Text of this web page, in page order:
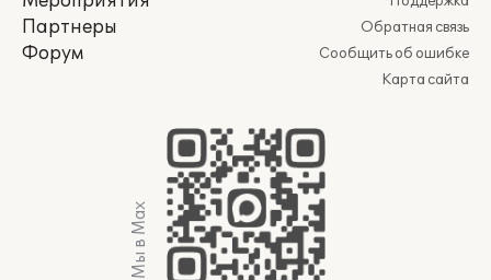
Партнеры
Форум
Обратная связь
Сообщить об ошибке
Карта сайта
Мы в Max